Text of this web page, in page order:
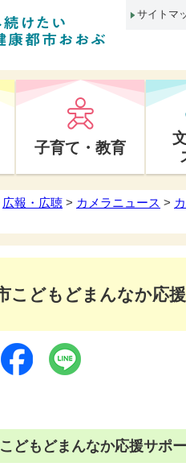
サイトマ
子育て・教育
広報・広聴 > カメラニュース >
こどもどまんなか応
どもどまんなか応援サポ